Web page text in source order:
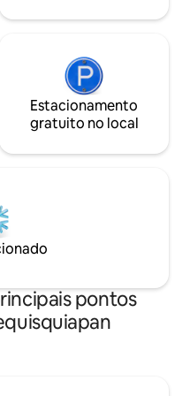
Estacionamento
gratuito no local
pontos